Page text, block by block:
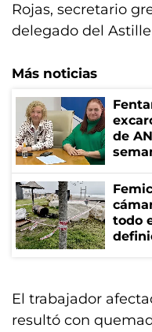
Rojas, secretario
delegado del
Más noticias
de
todo
El trabajador
resultó con